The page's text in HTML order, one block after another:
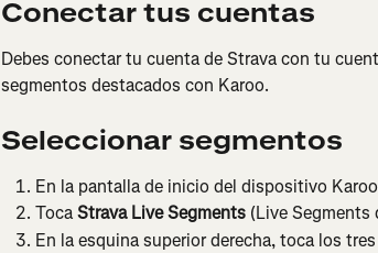
Conectar tus cuentas
Debes conectar tu cuenta de Strava con tu
segmentos destacados con Karoo.
Seleccionar segmentos
En la pantalla de inicio del dispositivo
Toca Strava Live Segments (Live Segments
En la esquina superior derecha, toca los